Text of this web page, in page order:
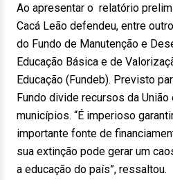
Ao apresentar o relatório
Cacá Leão defendeu, entre
do Fundo de Manutenção e
Educação Básica e de
Educação (Fundeb). Previsto
Fundo divide recursos da
municípios. “É imperioso
importante fonte de
sua extinção pode gerar um
a educação do país”, ressaltou.